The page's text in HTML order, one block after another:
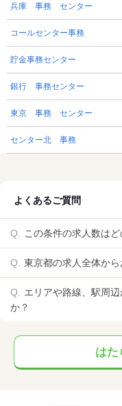
兵庫 事務 センター
コールセンター事務
貯金事務センター
銀行 事務センター
東京 事務 センター
センター北 事務
よくあるご質問
この条件の求人数は
東京都の求人全体か
エリアや路線、駅周
か？
はた